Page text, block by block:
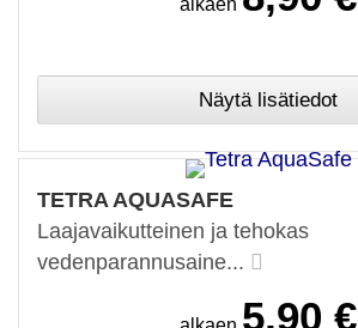
TETRA AQUASAFE
Laajavaikutteinen ja tehokas
vedenparannusaine...
5,90 €